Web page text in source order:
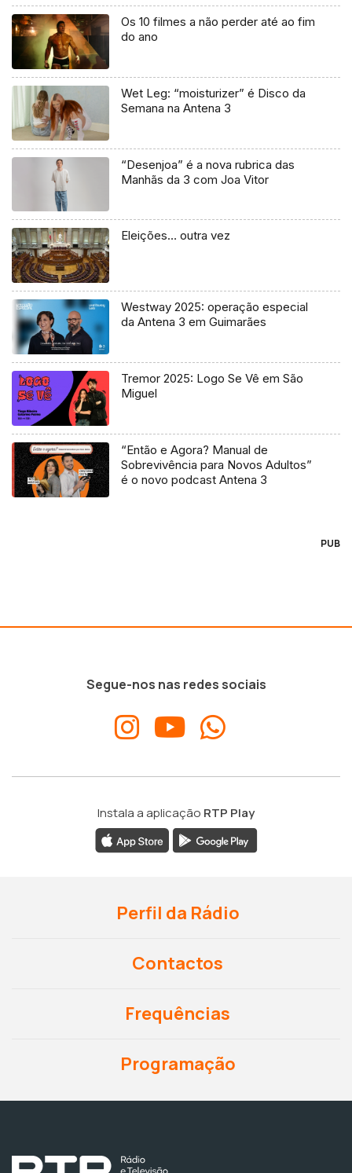
Os 10 filmes a não perder até ao fim
do ano
Wet Leg: “moisturizer” é Disco da
Semana na Antena 3
“Desenjoa” é a nova rubrica das
Manhãs da 3 com Joa Vitor
Eleições… outra vez
Westway 2025: operação especial
da Antena 3 em Guimarães
Tremor 2025: Logo Se Vê em São
Miguel
“Então e Agora? Manual de
Sobrevivência para Novos Adultos”
é o novo podcast Antena 3
PUB
Segue-nos nas redes sociais
Instala a aplicação RTP Play
Perfil da Rádio
Contactos
Frequências
Programação